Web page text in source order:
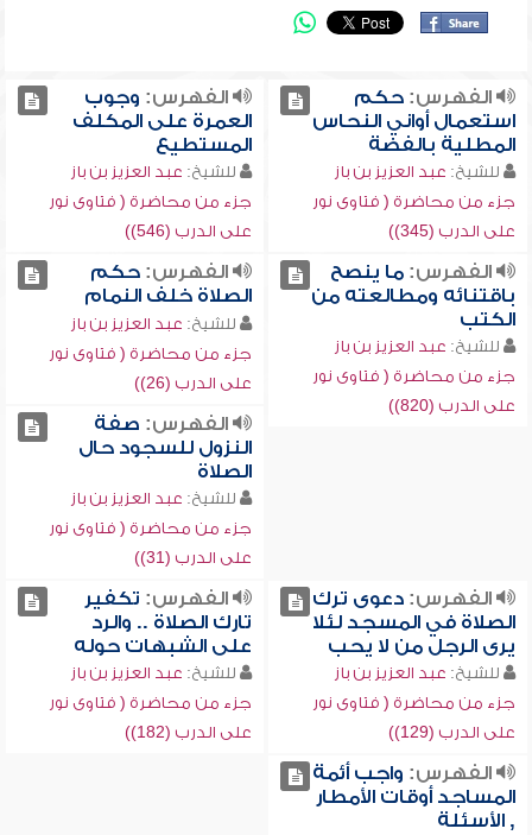
الفهرس:حكم
استعمال أواني النحاس
المطلية بالفضة
للشيخ: عبد العزيز بن باز
جزء من محاضرة ( فتاوى نور
على الدرب (345))
الفهرس: وجوب
العمرة على المكلف
المستطيع
للشيخ: عبد العزيز بن باز
جزء من محاضرة ( فتاوى نور
على الدرب (546))
الفهرس:ما ينصح
باقتنائه ومطالعته من
الكتب
للشيخ: عبد العزيز بن باز
جزء من محاضرة ( فتاوى نور
على الدرب (820))
الفهرس:حكم
الصلاة خلف النمام
للشيخ: عبد العزيز بن باز
جزء من محاضرة ( فتاوى نور
على الدرب (26))
الفهرس: صفة
النزول للسجود حال
الصلاة
للشيخ: عبد العزيز بن باز
جزء من محاضرة ( فتاوى نور
على الدرب (31))
الفهرس:دعوى ترك
الصلاة في المسجد لئلا
يرى الرجل من لا يحب
للشيخ: عبد العزيز بن باز
جزء من محاضرة ( فتاوى نور
على الدرب (129))
الفهرس: تكفير
تارك الصلاة .. والرد
على الشبهات حوله
للشيخ: عبد العزيز بن باز
جزء من محاضرة ( فتاوى نور
على الدرب (182))
الفهرس: واجب أئمة
المساجد أوقات الأمطار
, الأسئلة